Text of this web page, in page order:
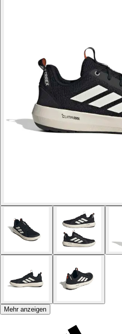
Mehr anzeigen